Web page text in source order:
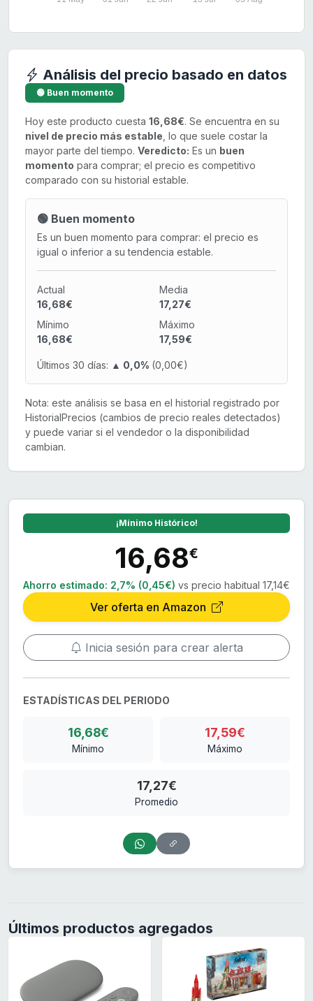
Análisis del precio basado en datos
🟢 Buen momento
Hoy este producto cuesta 16,68€. Se encuentra en su
nivel de precio más estable , lo que suele costar la
mayor parte del tiempo. Veredicto: Es un buen
momento para comprar; el precio es competitivo
comparado con su historial estable.
🟢 Buen momento
Es un buen momento para comprar: el precio es
igual o inferior a su tendencia estable.
Actual
16,68€
Media
17,27€
Mínimo
16,68€
Máximo
17,59€
Últimos 30 días: ▲ 0,0% (0,00€)
Nota: este análisis se basa en el historial registrado por
HistorialPrecios (cambios de precio reales detectados)
y puede variar si el vendedor o la disponibilidad
cambian.
¡Mínimo Histórico!
16,68€
Ahorro estimado: 2,7% (0,45€) vs precio habitual 17,14€
Ver oferta en Amazon
Inicia sesión para crear alerta
ESTADÍSTICAS DEL PERIODO
16,68€
Mínimo
17,59€
Máximo
17,27€
Promedio
Últimos productos agregados